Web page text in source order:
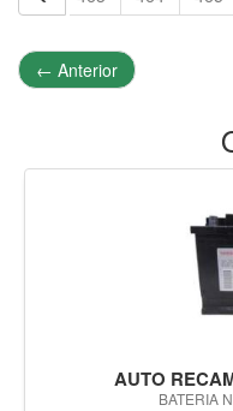
← Anterior
AUTO
BATERIA